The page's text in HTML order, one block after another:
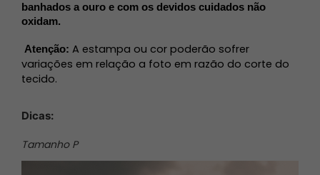
banhados a ouro e com os devidos cuidados não
oxidam.
Atenção: A estampa ou cor poderão sofrer
variações em relação a foto em razão do corte do
tecido.
Dicas:
Tamanho P